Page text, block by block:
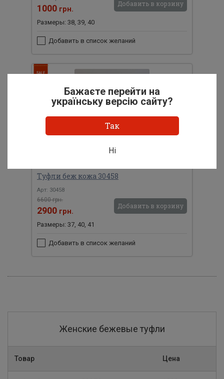
1000 грн.
Добавить в корзину
Размеры: 38, 39, 40
Добавить в список желаний
Туфли беж кожа 30458
Арт: 30458
6600 грн.
2900 грн.
Добавить в корзину
Размеры: 37, 40, 41
Добавить в список желаний
Женские бежевые туфли
Товар Цена
Бажаєте перейти на
українську версію сайту?
Так
Ні